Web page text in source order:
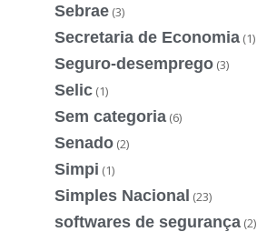
Sebrae (3)
Secretaria de Economia (1)
Seguro-desemprego (3)
Selic (1)
Sem categoria (6)
Senado (2)
Simpi (1)
Simples Nacional (23)
softwares de segurança (2)